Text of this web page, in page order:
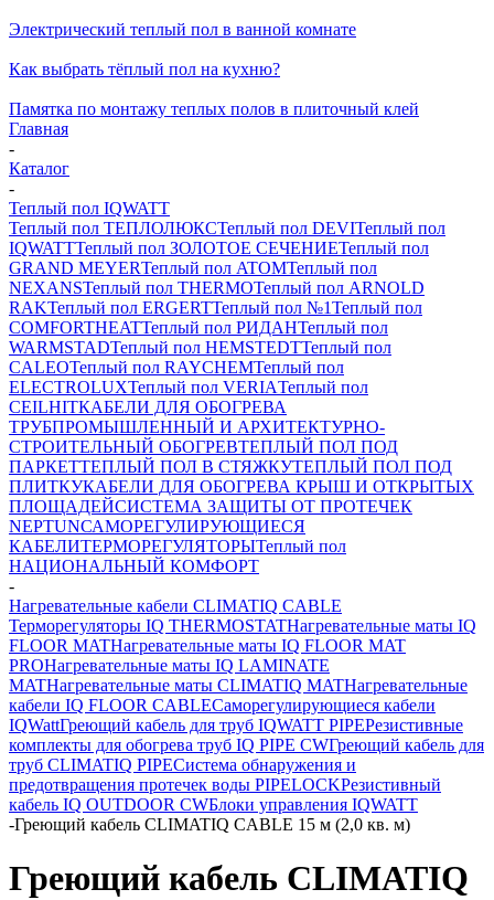
Электрический теплый пол в ванной комнате
Как выбрать тёплый пол на кухню?
Памятка по монтажу теплых полов в плиточный клей
Главная
-
Каталог
-
Теплый пол IQWATT
Теплый пол ТЕПЛОЛЮКСТеплый пол DEVIТеплый пол
IQWATTТеплый пол ЗОЛОТОЕ СЕЧЕНИЕТеплый пол
GRAND MEYERТеплый пол ATOMТеплый пол
NEXANSТеплый пол THERMOТеплый пол ARNOLD
RAKТеплый пол ERGERTТеплый пол №1Теплый пол
COMFORTHEATТеплый пол РИДАНТеплый пол
WARMSTADТеплый пол HEMSTEDTТеплый пол
CALEOТеплый пол RAYCHEMТеплый пол
ELECTROLUXТеплый пол VERIAТеплый пол
CEILHITКАБЕЛИ ДЛЯ ОБОГРЕВА
ТРУБПРОМЫШЛЕННЫЙ И АРХИТЕКТУРНО-
СТРОИТЕЛЬНЫЙ ОБОГРЕВТЕПЛЫЙ ПОЛ ПОД
ПАРКЕТТЕПЛЫЙ ПОЛ В СТЯЖКУТЕПЛЫЙ ПОЛ ПОД
ПЛИТКУКАБЕЛИ ДЛЯ ОБОГРЕВА КРЫШ И ОТКРЫТЫХ
ПЛОЩАДЕЙСИСТЕМА ЗАЩИТЫ ОТ ПРОТЕЧЕК
NEPTUNСАМОРЕГУЛИРУЮЩИЕСЯ
КАБЕЛИТЕРМОРЕГУЛЯТОРЫТеплый пол
НАЦИОНАЛЬНЫЙ КОМФОРТ
-
Нагревательные кабели CLIMATIQ CABLE
Терморегуляторы IQ THERMOSTATНагревательные маты IQ
FLOOR MATНагревательные маты IQ FLOOR MAT
PROНагревательные маты IQ LAMINATE
MATНагревательные маты CLIMATIQ MATНагревательные
кабели IQ FLOOR CABLEСаморегулирующиеся кабели
IQWattГреющий кабель для труб IQWATT PIPEРезистивные
комплекты для обогрева труб IQ PIPE CWГреющий кабель для
труб CLIMATIQ PIPEСистема обнаружения и
предотвращения протечек воды PIPELOCKРезистивный
кабель IQ OUTDOOR CWБлоки управления IQWATT
-Греющий кабель CLIMATIQ CABLE 15 м (2,0 кв. м)
Греющий кабель CLIMATIQ